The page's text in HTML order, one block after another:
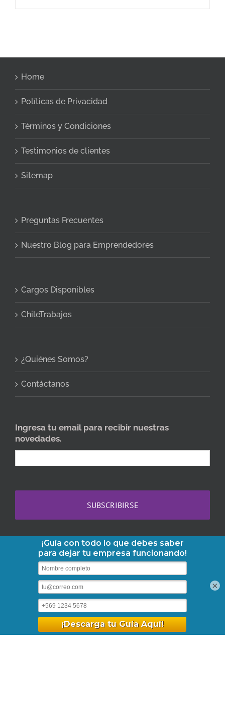
Home
Políticas de Privacidad
Términos y Condiciones
Testimonios de clientes
Sitemap
Preguntas Frecuentes
Nuestro Blog para Emprendedores
Cargos Disponibles
ChileTrabajos
¿Quiénes Somos?
Contáctanos
Ingresa tu email para recibir nuestras
novedades.
Copyright 2013-2026 AbogaDOC | Teléfono:+56-2-3210-6610
contacto@abogadoc.com
| Dr. Barros Borgoño 71, Of. 1105,
Providencia. | Horario: Lunes a Viernes 09:30 - 18:30
×